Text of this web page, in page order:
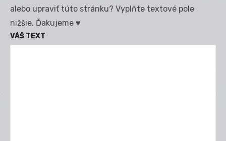
alebo upraviť túto stránku? Vyplňte textové pole
nižšie. Ďakujeme ♥
VÁŠ TEXT